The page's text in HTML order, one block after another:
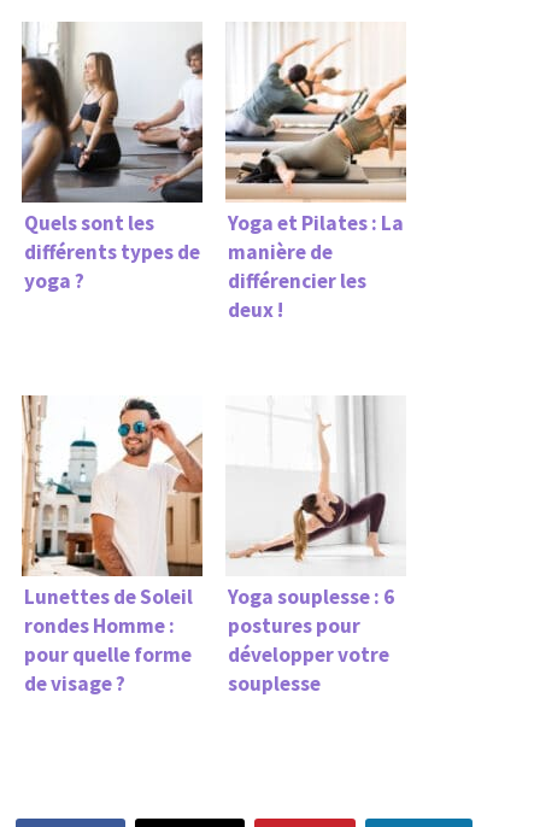
Quels sont les
différents types de
yoga ?
Yoga et Pilates : La
manière de
différencier les
deux !
Lunettes de Soleil
rondes Homme :
pour quelle forme
de visage ?
Yoga souplesse : 6
postures pour
développer votre
souplesse